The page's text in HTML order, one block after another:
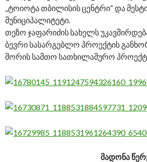
„ტოიოტა თბილისის ცენტრი“ და
მუნიციპალიტეტი.
თეზო ჯაფარიძის სახელს
ბევრი სასარგებლო პროექტის
შორის სამთო სათხილამურო
მადონა